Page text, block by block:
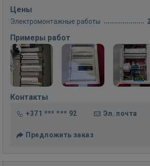
Цены
Электромонтажные работы
Примеры работ
Контакты
+371 *** *** 92 Эл. почта
Предложить заказ